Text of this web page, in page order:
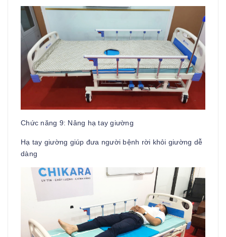
Chức năng 9: Nâng hạ tay giường
Hạ tay giường giúp đưa người bệnh rời khỏi giường dễ
dàng